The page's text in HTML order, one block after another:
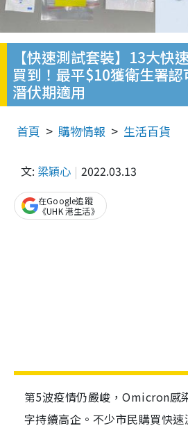
【快速測試套裝】13大快
買到！最平$10獲衛生署
潛伏期適用
首頁 購物情報 生活百貨
文: 梁穎心 2022.03.13
在Google追蹤
《UHK 港生活》
第5波疫情仍嚴峻，Omicron感
字持續高企。不少市民購買快